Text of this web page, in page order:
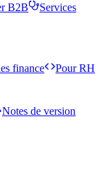
B2B
Services
finance
Pour RH
Notes de version